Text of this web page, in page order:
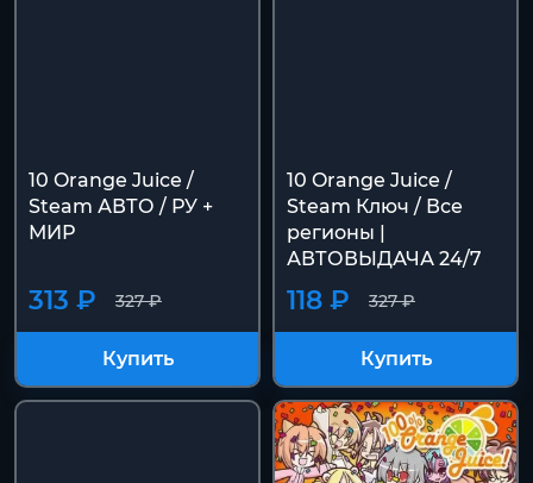
10 Orange Juice /
Steam АВТО / РУ +
МИР
327 ₽
313 ₽
Купить
10 Orange Juice /
Steam Ключ / Все
регионы |
АВТОВЫДАЧА 24/7
327 ₽
118 ₽
Купить